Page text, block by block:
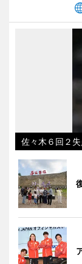
佐々木６回２